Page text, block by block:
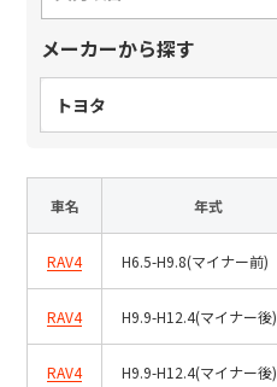
お問い合わせ
サイト内検索
製品検索
全て
メーカーから探す
トヨタ
車名 年式
RAV4 H6.5-H9.8(マイナー前)
RAV4 H9.9-H12.4(マイナー後)
RAV4 H9.9-H12.4(マイナー後)